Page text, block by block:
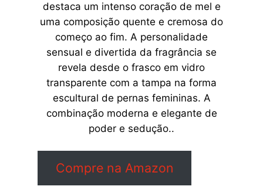
destaca um intenso coração de mel e
uma composição quente e cremosa do
começo ao fim. A personalidade
sensual e divertida da fragrância se
revela desde o frasco em vidro
transparente com a tampa na forma
escultural de pernas femininas. A
combinação moderna e elegante de
poder e sedução..
Compre na Amazon